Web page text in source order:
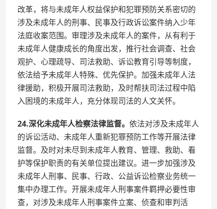
改革，将与未成年人权益保护和犯罪预防关系密切的
涉及未成年人的刑事、民事及行政诉讼案件纳入少年
法庭收案范围。审理涉及未成年人的案件，从有利于
未成年人健康成长的角度出发，推行社会调查、社会
观护、心理疏导、司法救助、诉讼教育引导等制度，
依法给予未成年人特殊、优先保护。加强未成年人法
律援助，积极开展司法救助，及时帮扶司法过程中陷
入困境的未成年人，充分体现司法的人文关怀。
24.深化未成年人检察法律监督。 依法对涉及未成年人
的诉讼活动、未成年人重新犯罪预防工作等开展法律
监督。及时对未尽到未成年人教育、管理、救助、看
护等保护职责的有关单位提出建议。进一步加强涉及
未成年人刑事、民事、行政、公益诉讼检察业务统一
集中办理工作。开展未成年人刑事案件羁押必要性审
查，对涉及未成年人刑事案件立案、侦查和审判活